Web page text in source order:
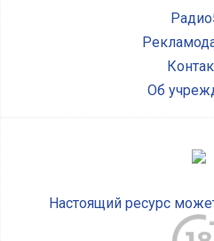
Об
Настоящий ресурс